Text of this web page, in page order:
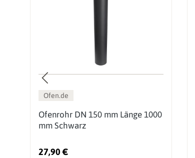
Ofen.de
Ofenrohr DN 150 mm Länge 1000
mm Schwarz
27,90 €